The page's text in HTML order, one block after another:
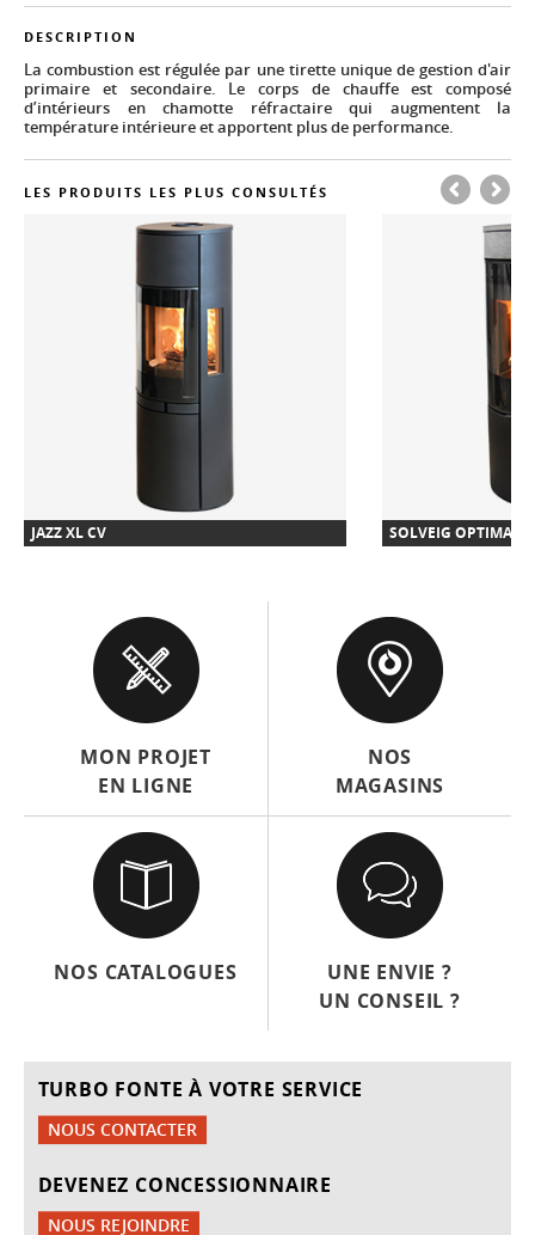
DESCRIPTION
La combustion est régulée par une tirette unique de gestion d'air
primaire et secondaire. Le corps de chauffe est composé
d’intérieurs en chamotte réfractaire qui augmentent la
température intérieure et apportent plus de performance.
LES PRODUITS LES PLUS CONSULTÉS
JAZZ XL CV SOLVEIG OPTIMA L
MON PROJET
EN LIGNE
NOS
MAGASINS
NOS CATALOGUES
UNE ENVIE ?
UN CONSEIL ?
TURBO FONTE À VOTRE SERVICE
NOUS CONTACTER
DEVENEZ CONCESSIONNAIRE
NOUS REJOINDRE